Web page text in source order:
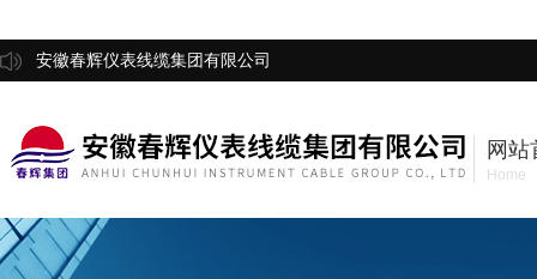
安徽春辉仪表线缆集团有限公司
网站
Home